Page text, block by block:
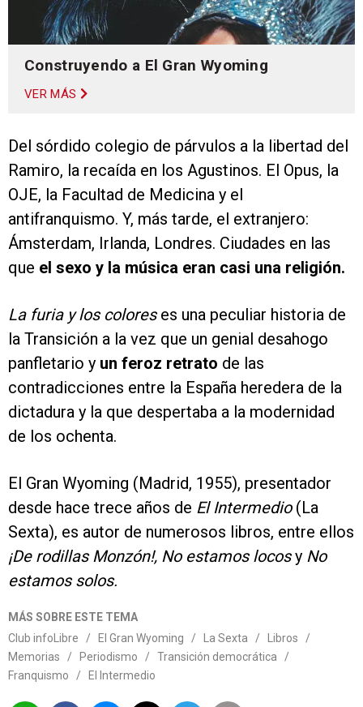
Construyendo a El Gran Wyoming
VER MÁS
Del sórdido colegio de párvulos a la libertad del
Ramiro, la recaída en los Agustinos. El Opus, la
OJE, la Facultad de Medicina y el
antifranquismo. Y, más tarde, el extranjero:
Ámsterdam, Irlanda, Londres. Ciudades en las
que el sexo y la música eran casi una religión.
La furia y los coloreses una peculiar historia de
la Transición a la vez que un genial desahogo
panfletario y un feroz retrato de las
contradicciones entre la España heredera de la
dictadura y la que despertaba a la modernidad
de los ochenta.
El Gran Wyoming (Madrid, 1955), presentador
desde hace trece años de El Intermedio(La
Sexta), es autor de numerosos libros, entre ellos
¡De rodillas Monzón!, No estamos locosy No
estamos solos.
MÁS SOBRE ESTE TEMA
Club infoLibre
/ El Gran Wyoming / La Sexta / Libros
/
Memorias
/ Periodismo / Transición democrática
/
Franquismo
/ El Intermedio